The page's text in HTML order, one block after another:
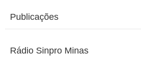
Publicações
Rádio Sinpro Minas